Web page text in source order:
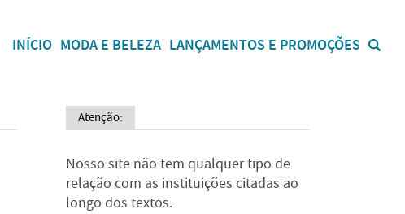
INÍCIO MODA E BELEZA LANÇAMENTOS E PROMOÇÕES
Atenção:
Nosso site não tem qualquer tipo de
relação com as instituições citadas ao
longo dos textos.